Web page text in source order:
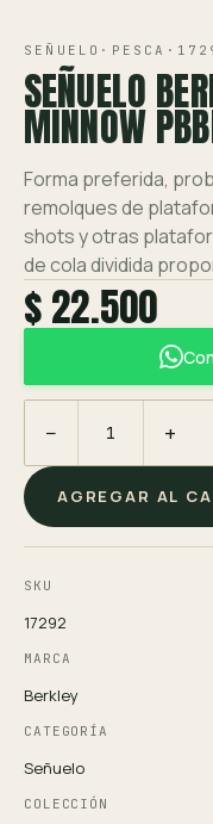
SEÑUELO · PESCA ·
SEÑUELO
MINNOW
Forma preferida,
remolques de
shots y otras
de cola dividida
$ 22.500
− +
AGREGAR AL
SKU
17292
MARCA
Berkley
CATEGORÍA
Señuelo
COLECCIÓN